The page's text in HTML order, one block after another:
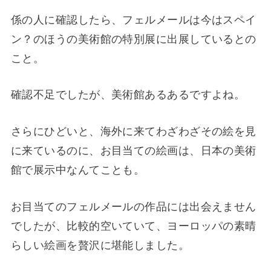
係の人に確認したら、フェルメールは今はスペイ
ン？のほうの美術館の特別展に出展しているとの
こと。
確認不足でしたが、美術館あるあるですよね。
さらにひどいと、海外に来てわざわざその絵を見
に来ているのに、お目当ての絵画は、日本の美術
館で展示中なんてことも。
お目当てのフェルメールの作品には出会えません
でしたが、比較的空いていて、ヨーロッパの素晴
らしい絵画を贅沢に堪能しました。